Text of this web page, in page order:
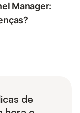
Manager:
de